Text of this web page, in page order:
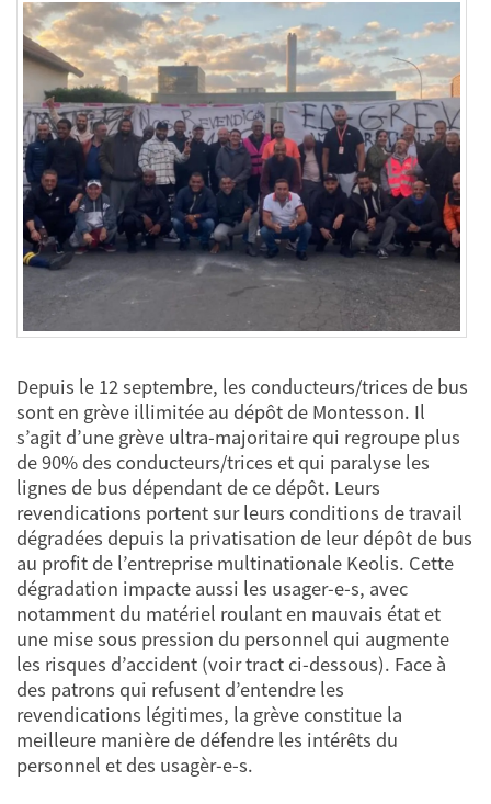
Depuis le 12 septembre, les conducteurs/trices de bus
sont en grève illimitée au dépôt de Montesson. Il
s’agit d’une grève ultra-majoritaire qui regroupe plus
de 90% des conducteurs/trices et qui paralyse les
lignes de bus dépendant de ce dépôt. Leurs
revendications portent sur leurs conditions de travail
dégradées depuis la privatisation de leur dépôt de bus
au profit de l’entreprise multinationale Keolis. Cette
dégradation impacte aussi les usager-e-s, avec
notamment du matériel roulant en mauvais état et
une mise sous pression du personnel qui augmente
les risques d’accident (voir tract ci-dessous). Face à
des patrons qui refusent d’entendre les
revendications légitimes, la grève constitue la
meilleure manière de défendre les intérêts du
personnel et des usagèr-e-s.